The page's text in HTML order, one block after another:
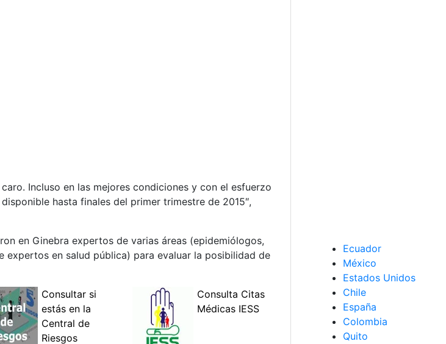
Incluso en las mejores condiciones y con el esfuerzo
hasta finales del primer trimestre de 2015″,
en Ginebra expertos de varias áreas (epidemiólogos,
expertos en salud pública) para evaluar la posibilidad de
Ecuador
México
Estados Unidos
Chile
España
Colombia
Quito